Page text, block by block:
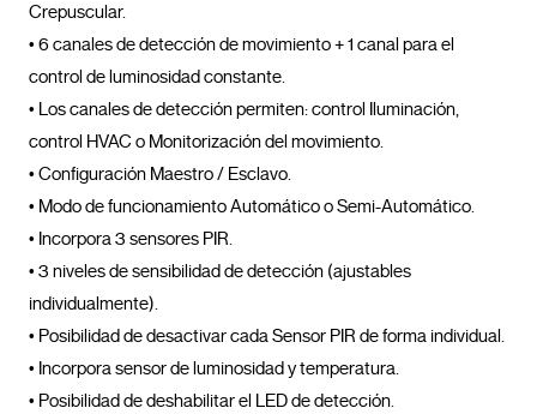
Crepuscular.
• 6 canales de detección de movimiento + 1 canal para el
control de luminosidad constante.
• Los canales de detección permiten: control Iluminación,
control HVAC o Monitorización del movimiento.
• Configuración Maestro / Esclavo.
• Modo de funcionamiento Automático o Semi-Automático.
• Incorpora 3 sensores PIR.
• 3 niveles de sensibilidad de detección (ajustables
individualmente).
• Posibilidad de desactivar cada Sensor PIR de forma individual.
• Incorpora sensor de luminosidad y temperatura.
• Posibilidad de deshabilitar el LED de detección.